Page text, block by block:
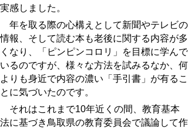
実感しました。
年を取る際の心構えとして新聞やテレビの
情報、そして読む本も老後に関する内容が多
くなり、「ピンピンコロリ」を目標に学んで
いるのですが、様々な方法を試みるなか、何
よりも身近で内容の濃い「手引書」が有るこ
とに気づいたのです。
それはこれまで10年近くの間、教育基本
法に基づき鳥取県の教育委員会で議論して作